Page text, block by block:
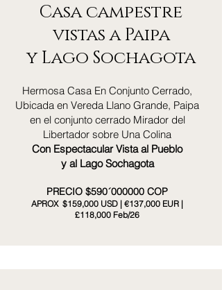
Casa campestre
vistas a Paipa
y Lago Sochagota
Hermosa Casa En Conjunto Cerrado,
Ubicada en Vereda Llano Grande, Paipa
en el conjunto cerrado Mirador del
Libertador sobre Una Colina
Con Espectacular Vista al Pueblo
y al Lago Sochagota
PRECIO $590´000000 COP​
APROX $159,000 USD | €137,000 EUR |
£118,000 Feb/26